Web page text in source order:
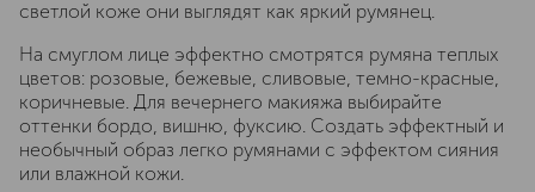
светлой коже они выглядят как яркий румянец.
На смуглом лице эффектно смотрятся румяна теплых
цветов: розовые, бежевые, сливовые, темно-красные,
коричневые. Для вечернего макияжа выбирайте
оттенки бордо, вишню, фуксию. Создать эффектный и
необычный образ легко румянами с эффектом сияния
или влажной кожи.